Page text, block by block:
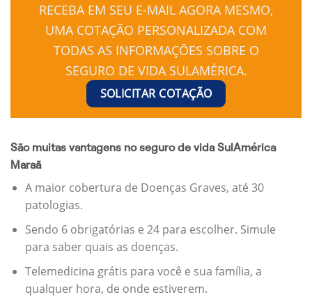
RECEBA EM SEU E-MAIL AGORA MESMO,
UMA COTAÇÃO PERSONALIZADA COM
TODAS AS INFORMAÇÕES SOBRE O
SEGURO DE VIDA SULAMÉRICA.
SOLICITAR COTAÇÃO
São muitas vantagens no seguro de vida SulAmérica
Maraã
A maior cobertura de Doenças Graves, até 30
patologias.
Sendo 6 obrigatórias e 24 para escolher. Simule
para saber quais as doenças.
Telemedicina grátis para você e sua família, a
qualquer hora, de onde estiverem.